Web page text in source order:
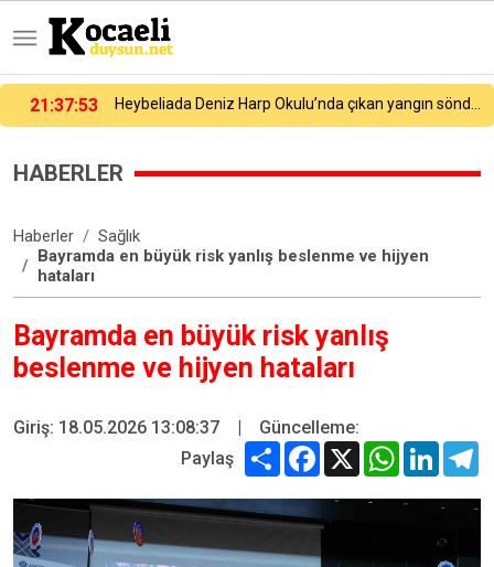
21:27:54 Galatasaray yeni sezon hazırlıklarına devam ediyor
HABERLER
Haberler
Sağlık
Bayramda en büyük risk yanlış beslenme ve hijyen
hataları
Bayramda en büyük risk yanlış
beslenme ve hijyen hataları
Giriş: 18.05.2026 13:08:37 |
Güncelleme:
Paylaş
Share Facebook
X WhatsApp